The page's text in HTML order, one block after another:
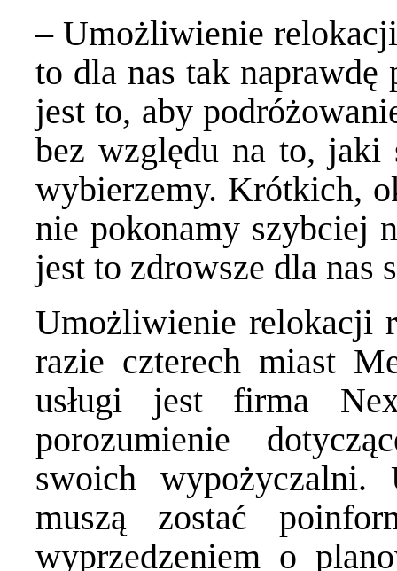
– Umożliwienie
to dla nas tak naprawdę
jest to, aby
bez względu na to, jaki
wybierzemy. Krótkich,
nie pokonamy szybciej
jest to zdrowsze dla nas
Umożliwienie relokacji
razie czterech miast
usługi jest firma
porozumienie
swoich wypożyczalni.
muszą zostać
wyprzedzeniem o